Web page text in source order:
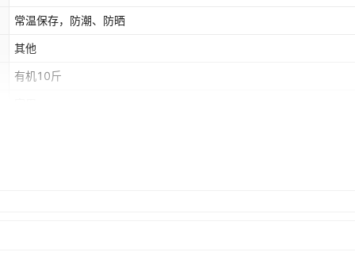
常温保存，防潮、防晒
其他
有机10斤